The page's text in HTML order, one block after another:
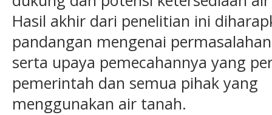
Hasil akhir dari penelitian ini
pandangan mengenai
serta upaya pemecahannya yang
pemerintah dan semua pihak yang
menggunakan air tanah.